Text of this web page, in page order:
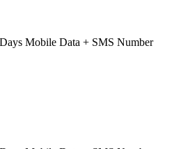
Mobile Data + SMS Number